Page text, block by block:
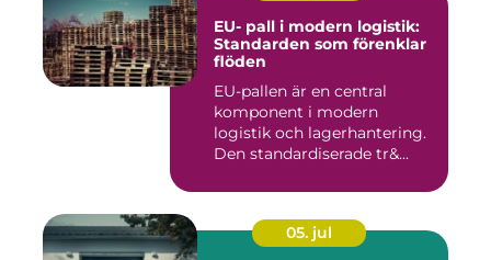
EU- pall i modern logistik:
Standarden som förenklar
flöden
EU-pallen är en central
komponent i modern
logistik och lagerhantering.
Den standardiserade tr&...
05. jul